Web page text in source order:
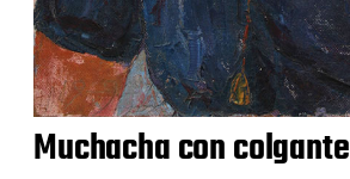
Muchacha con colgante